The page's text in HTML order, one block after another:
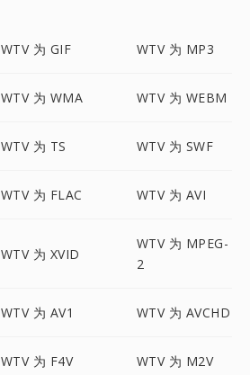
WTV 为 GIF WTV 为 MP3
WTV 为 WMA WTV 为 WEBM
WTV 为 TS WTV 为 SWF
WTV 为 FLAC WTV 为 AVI
WTV 为 XVID
WTV 为 MPEG-
2
WTV 为 AV1 WTV 为 AVCHD
WTV 为 F4V WTV 为 M2V